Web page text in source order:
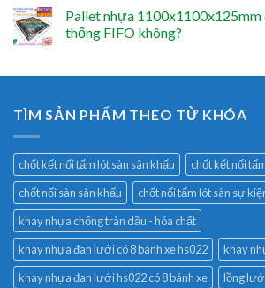
Pallet nhựa 1100x1100x125mm
thống FIFO không?
TÌM SẢN PHẨM THEO TỪ KHÓA
chốt kết nối tấm lót sàn sân khấu
chốt kết nối
chốt nối sàn sân khấu
chốt nối tấm lót sàn sự
khay nhựa chống tràn dầu - hóa chất
khay nhựa đan lưới có 8 bánh xe hs022
khay
khay nhựa đan lưới hs022 có 8 bánh xe
lồng